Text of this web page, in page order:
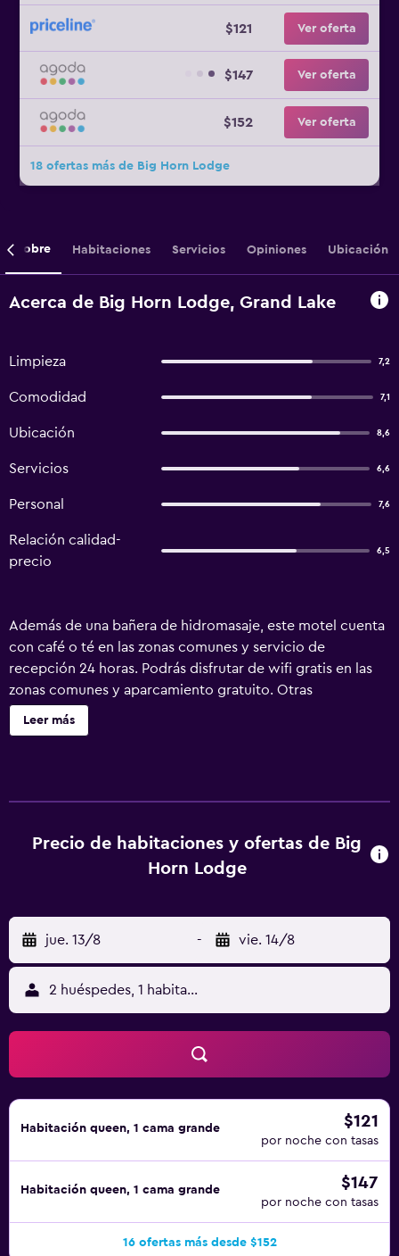
$121 Ver oferta
$147 Ver oferta
$152 Ver oferta
18 ofertas más de Big Horn Lodge
Sobre Habitaciones Servicios Opiniones Ubicación
Acerca de Big Horn Lodge, Grand Lake
Limpieza 7,2
Comodidad 7,1
Ubicación 8,6
Servicios 6,6
Personal 7,6
Relación calidad-
precio
6,5
Además de una bañera de hidromasaje, este motel cuenta
con café o té en las zonas comunes y servicio de
recepción 24 horas. Podrás disfrutar de wifi gratis en las
zonas comunes y aparcamiento gratuito. Otras
instalaciones incluyen una biblioteca, periódicos gratuitos
y asistencia turística y para la compra de entradas. El
Se ofrece televisión por cable. Las habitaciones disponen
de baño privado independiente. Los baños están
ofrece acceso a Internet wifi gratis con una velocidad de
100 Mbps o más (para 1 o 2 personas, o hasta 6
dispositivos). Los servicios para las personas de negocios
incluyen escritorio y teléfono; se ofrecen llamadas locales
gratuitas (pueden existir restricciones). Se ofrece servicio
de limpieza todos los días y es posible solicitar tabla de
planchar con plancha. Se ofrece servicio de limpieza a
petición. Los servicios de ocio y esparcimiento en este
motel incluyen una bañera de hidromasaje. Se pueden
practicar las actividades de ocio y esparcimiento que se
indican más abajo en las instalaciones o cerca del
alojamiento (es posible que se aplique un recargo).
Leer más
Precio de habitaciones y ofertas de Big
Horn Lodge
jue. 13/8 - vie. 14/8
2 huéspedes, 1 habitación
Habitación queen, 1 cama grande $121
por noche con tasas
Habitación queen, 1 cama grande $147
por noche con tasas
16 ofertas más desde $152